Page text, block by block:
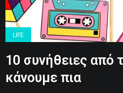
LIFE
10 συνήθειες από
κάνουμε πια